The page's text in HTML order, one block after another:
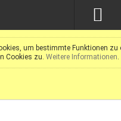
um bestimmte Funktionen
Cookies zu. Weitere Informationen.